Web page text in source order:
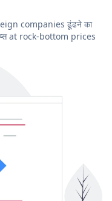
companies ढूंढने का
at rock-bottom prices